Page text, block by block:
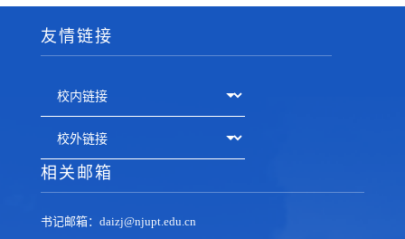
友情链接
相关邮箱
书记邮箱：daizj@njupt.edu.cn